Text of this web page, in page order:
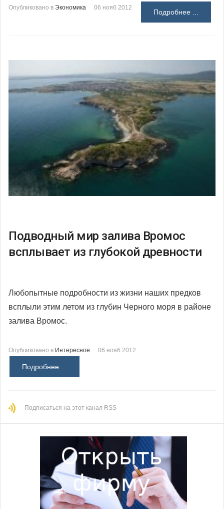
Опубликовано в Экономика 06 нояб 2012
Подробнее ...
Подводный мир залива Вромос
всплывает из глубокой древности
Любопытные подробности из жизни наших предков
всплыли этим летом из глубин Черного моря в районе
залива Вромос.
Опубликовано в Интересное 06 нояб 2012
Подробнее ...
Подписаться на этот канал RSS